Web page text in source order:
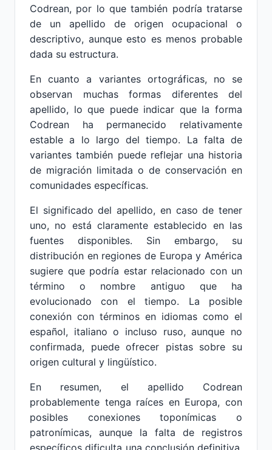
Codrean, por lo que también podría tratarse
de un apellido de origen ocupacional o
descriptivo, aunque esto es menos probable
dada su estructura.
En cuanto a variantes ortográficas, no se
observan muchas formas diferentes del
apellido, lo que puede indicar que la forma
Codrean ha permanecido relativamente
estable a lo largo del tiempo. La falta de
variantes también puede reflejar una historia
de migración limitada o de conservación en
comunidades específicas.
El significado del apellido, en caso de tener
uno, no está claramente establecido en las
fuentes disponibles. Sin embargo, su
distribución en regiones de Europa y América
sugiere que podría estar relacionado con un
término o nombre antiguo que ha
evolucionado con el tiempo. La posible
conexión con términos en idiomas como el
español, italiano o incluso ruso, aunque no
confirmada, puede ofrecer pistas sobre su
origen cultural y lingüístico.
En resumen, el apellido Codrean
probablemente tenga raíces en Europa, con
posibles conexiones toponímicas o
patronímicas, aunque la falta de registros
específicos dificulta una conclusión definitiva.